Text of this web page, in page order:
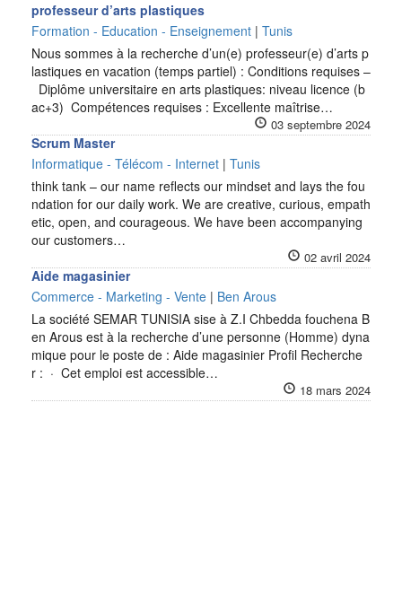
professeur d’arts plastiques
Formation - Education - Enseignement | Tunis
Nous sommes à la recherche d’un(e) professeur(e) d’arts p
lastiques en vacation (temps partiel) : Conditions requises –
Diplôme universitaire en arts plastiques: niveau licence (b
ac+3) Compétences requises : Excellente maîtrise…
03 septembre 2024
Scrum Master
Informatique - Télécom - Internet | Tunis
think tank – our name reflects our mindset and lays the fou
ndation for our daily work. We are creative, curious, empath
etic, open, and courageous. We have been accompanying
our customers…
02 avril 2024
Aide magasinier
Commerce - Marketing - Vente | Ben Arous
La société SEMAR TUNISIA sise à Z.I Chbedda fouchena B
en Arous est à la recherche d’une personne (Homme) dyna
mique pour le poste de : Aide magasinier Profil Recherche
r : · Cet emploi est accessible…
18 mars 2024